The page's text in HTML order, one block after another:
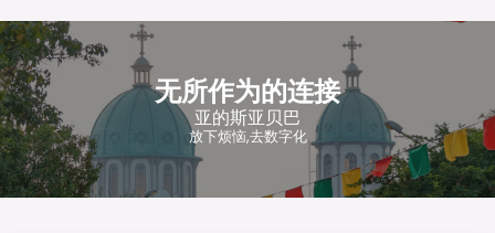
无所作为的连接
亚的斯亚贝巴
放下烦恼,去数字化